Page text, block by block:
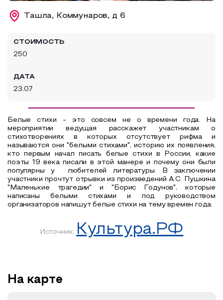
Образовательный туризм
Ташла, Коммунаров, д 6
СТОИМОСТЬ
250
ДАТА
23.07
Белые стихи - это совсем не о времени года. На
мероприятии ведущая расскажет участникам о
стихотворениях в которых отсутствует рифма и
называются они "белыми стихами", историю их появления,
кто первым начал писать белые стихи в России, какие
поэты 19 века писали в этой манере и почему они были
популярны у любителей литературы. В заключении
участники прочтут отрывки из произведений А.С. Пушкина
"Маленькие трагедии" и "Борис Годунов", которые
написаны белыми стихами и под руководством
организаторов напишут белые стихи на тему времен года.
Источник: Культура.РФ
На карте